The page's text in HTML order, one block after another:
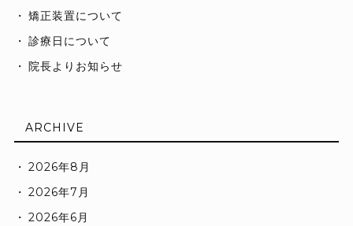
矯正装置について
診療日について
院長よりお知らせ
ARCHIVE
2026年8月
2026年7月
2026年6月